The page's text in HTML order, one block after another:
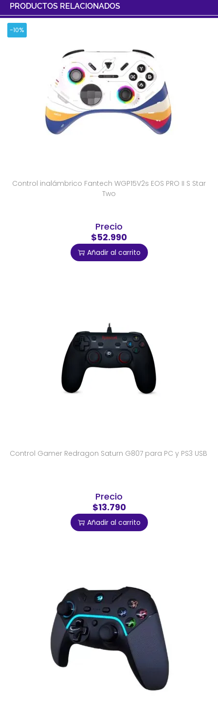
PRODUCTOS RELACIONADOS
-10%
Control inalámbrico Fantech WGP15V2s EOS PRO II S Star
Two
Precio
$52.990
Añadir al carrito
Control Gamer Redragon Saturn G807 para PC y PS3 USB
Precio
$13.790
Añadir al carrito